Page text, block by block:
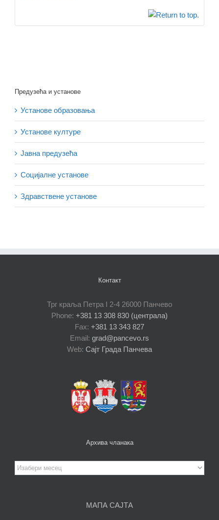
Предузећа и установе
Установе образовања
Установе културе
Јавна предузећа
Социјалне установе
Здравствене установе
Контакт
Трг краља Петра I 2-4 26000 Панчево
Phone: +381 13 308 830 (централа)
Fax: +381 13 343 827
Email: grad@pancevo.rs
Web: Сајт Града Панчева
Архива чланака
Архива
чланака
МАПА САЈТА